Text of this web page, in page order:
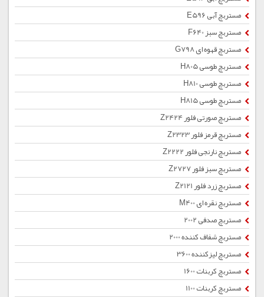
مستربچ آبی E596
مستربچ سبز F640
مستربچ قهوه ای G798
مستربچ طوسی H805
مستربچ طوسی H810
مستربچ طوسی H815
مستربچ صورتی فلور Z2424
مستربچ قرمز فلور Z2323
مستربچ نارنجی فلور Z2222
مستربچ سبز فلور Z2727
مستربچ زرد فلور Z2121
مستربچ نقره ای M400
مستربچ صدفی 2002
مستربچ شفاف کننده 2000
مستربچ لیزکننده 3600
مستربچ کربنات 1600
مستربچ کربنات 1100